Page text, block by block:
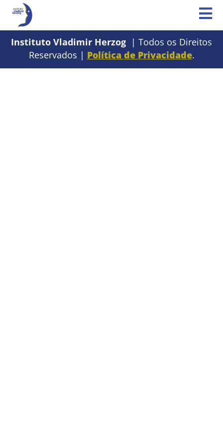
Instituto Vladimir Herzog | Todos os Direitos
Reservados | Política de Privacidade.